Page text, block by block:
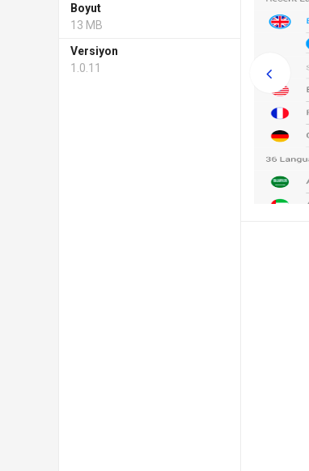
Boyut
13 MB
Versiyon
1.0.11